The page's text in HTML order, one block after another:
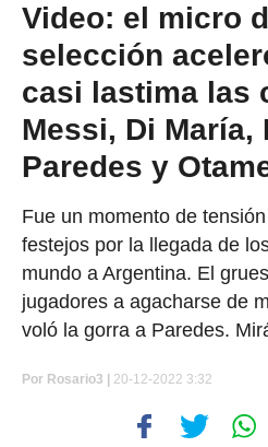
Video: el micro
selección
casi lastima las
Messi, Di María,
Paredes y
Fue un momento de
festejos por la llegada de
mundo a Argentina. El
jugadores a agacharse de
voló la gorra a Paredes.
Por Rosario3 | 20-12-2022 3:32